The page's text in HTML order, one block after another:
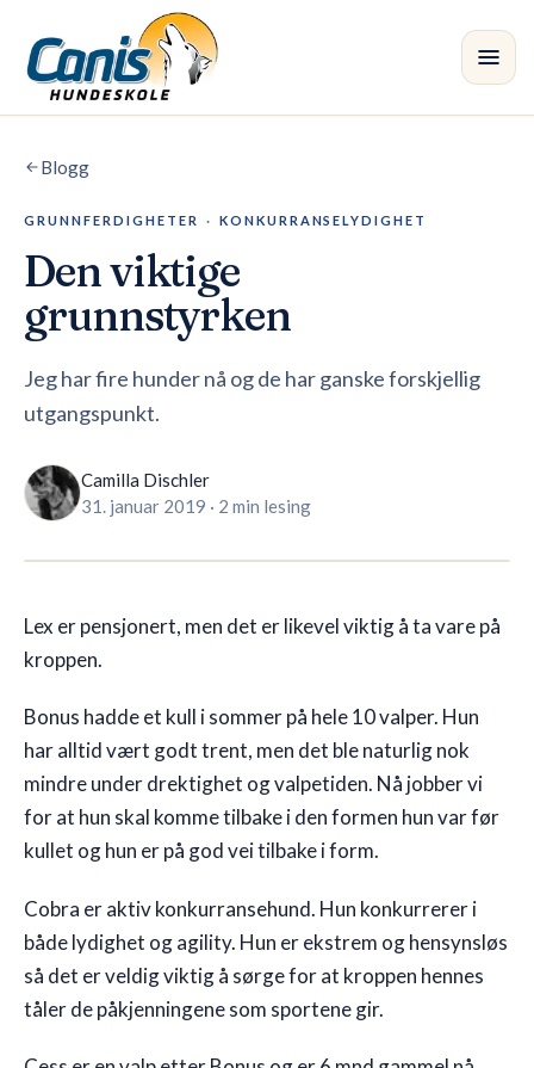
Skip to main content
Kurs
Blogg
Blogg
GRUNNFERDIGHETER · KONKURRANSELYDIGHET
Den viktige
grunnstyrken
Jeg har fire hunder nå og de har ganske forskjellig
utgangspunkt.
Camilla Dischler
31. januar 2019 · 2 min lesing
Lex er pensjonert, men det er likevel viktig å ta vare på
kroppen.
Bonus hadde et kull i sommer på hele 10 valper. Hun
har alltid vært godt trent, men det ble naturlig nok
mindre under drektighet og valpetiden. Nå jobber vi
for at hun skal komme tilbake i den formen hun var før
kullet og hun er på god vei tilbake i form.
Cobra er aktiv konkurransehund. Hun konkurrerer i
både lydighet og agility. Hun er ekstrem og hensynsløs
så det er veldig viktig å sørge for at kroppen hennes
tåler de påkjenningene som sportene gir.